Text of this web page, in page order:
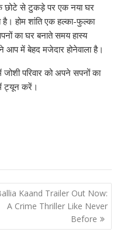
छोटे से टुकड़े पर एक नया घर
होम शांति एक हल्का-फुल्का
का घर बनाते समय हास्य
आप में बेहद मजेदार होनेवाला है।
जोशी परिवार को अपने सपनों का
ट्यून करें।
Kaand Trailer Out Now:
A Crime Thriller Like Never
Before